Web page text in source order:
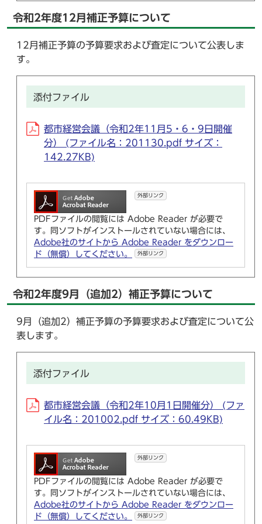
令和2年度12月補正予算について
12月補正予算の予算要求および査定について公表しま
す。
添付ファイル
都市経営会議（令和2年11月5・6・9日開催
分） (ファイル名：201130.pdf サイズ：
142.27KB)
外部リンク
PDFファイルの閲覧には Adobe Reader が必要で
す。同ソフトがインストールされていない場合には、
Adobe社のサイトから Adobe Reader をダウンロー
ド（無償）してください。
外部リンク
令和2年度9月（追加2）補正予算について
9月（追加2）補正予算の予算要求および査定について公
表します。
添付ファイル
都市経営会議（令和2年10月1日開催分） (ファ
イル名：201002.pdf サイズ：60.49KB)
外部リンク
PDFファイルの閲覧には Adobe Reader が必要で
す。同ソフトがインストールされていない場合には、
Adobe社のサイトから Adobe Reader をダウンロー
ド（無償）してください。
外部リンク